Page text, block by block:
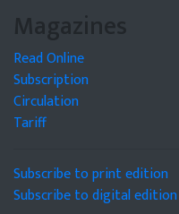
Magazines
Read Online
Subscription
Circulation
Tariff
Subscribe to print edition
Subscribe to digital edition